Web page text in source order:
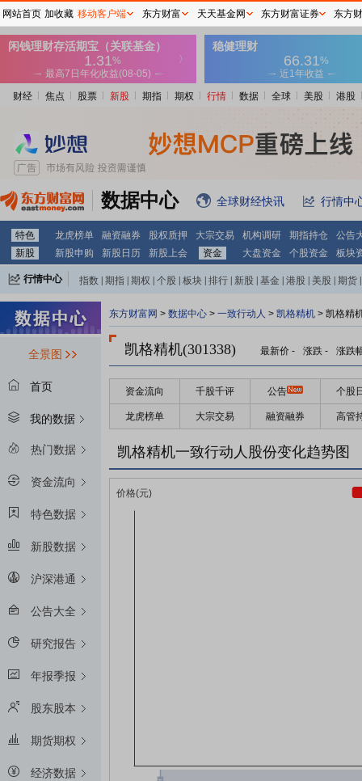
财经 焦点 股票 新股 期指 期权 行情 数据 全球 美股 港股
数据中心 全球财经快讯 行情中
特色 龙虎榜单 融资融券 股权质押 大宗交易 机构调研 期指持仓
公告
新股
新股申购 新股日历 新股上会 资金 大盘资金 个股资金 板块
行情中心 指数 期指 期权 个股 板块 排行 新股 基金 港股 美股 期货
全景图
首页
我的数据
热门数据
资金流向
特色数据
新股数据
沪深港通
公告大全
研究报告
年报季报
股东股本
期货期权
经济数据
东方财富网 > 数据中心 > 一致行动人 > 凯格精机 > 凯格精
凯格精机(301338) 最新价 - 涨跌 - 涨跌
资金流向 千股千评 公告 个股
龙虎榜单 大宗交易 融资融券 高管
凯格精机一致行动人股份变化趋势图
网站首页 加收藏 移动客户端 东方财富 天天基金网 东方财富证券 东方